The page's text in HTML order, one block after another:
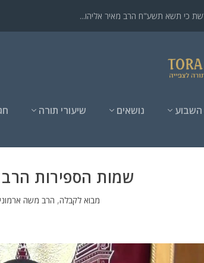
כי תשא תשע"ח הרב מאיר אליהו...
נושאים שיעורי תורה
שמות הספירות
מבוא לקבלה, הרב משה ארמוני